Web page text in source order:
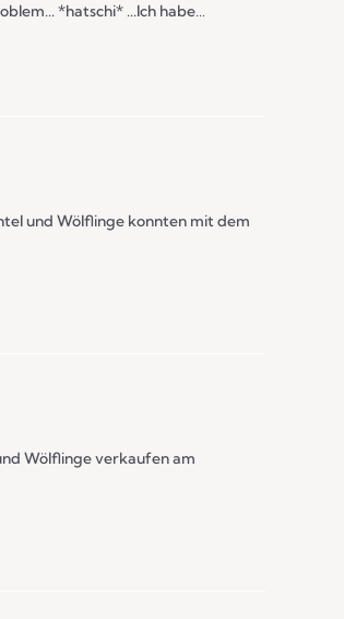
*hatschi* ...Ich habe…
und Wölflinge konnten mit dem
Wölflinge verkaufen am